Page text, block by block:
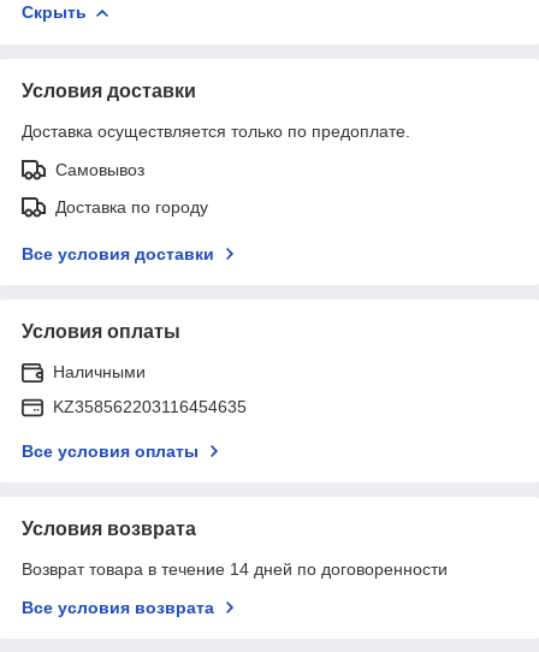
Скрыть
Условия доставки
Доставка осуществляется только по предоплате.
Самовывоз
Доставка по городу
Все условия доставки
Условия оплаты
Наличными
KZ358562203116454635
Все условия оплаты
Условия возврата
Возврат товара в течение 14 дней по договоренности
Все условия возврата